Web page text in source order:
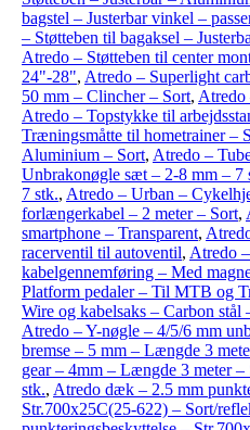
bagstel – Justerbar vinkel –
– Støtteben til bagaksel –
Atredo – Støtteben til center
24"-28", Atredo – Superlight
50 mm – Clincher – Sort, Atredo
Atredo – Topstykke til
Træningsmåtte til hometrainer –
Aluminium – Sort, Atredo –
Unbrakonøgle sæt – 2-8 mm – 7
7 stk., Atredo – Urban –
forlængerkabel – 2 meter – Sort,
smartphone – Transparent,
racerventil til autoventil, Atredo
kabelgennemføring – Med
Platform pedaler – Til MTB og
Wire og kabelsaks – Carbon
Atredo – Y-nøgle – 4/5/6 mm
bremse – 5 mm – Længde 3
gear – 4mm – Længde 3 meter –
stk., Atredo dæk – 2.5 mm
Str.700x25C(25-622) – Sort/